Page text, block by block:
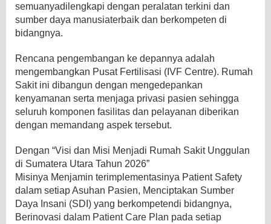
semuanyadilengkapi dengan peralatan terkini dan
sumber daya manusiaterbaik dan berkompeten di
bidangnya.
Rencana pengembangan ke depannya adalah
mengembangkan Pusat Fertilisasi (IVF Centre). Rumah
Sakit ini dibangun dengan mengedepankan
kenyamanan serta menjaga privasi pasien sehingga
seluruh komponen fasilitas dan pelayanan diberikan
dengan memandang aspek tersebut.
Dengan “Visi dan Misi Menjadi Rumah Sakit Unggulan
di Sumatera Utara Tahun 2026”
Misinya Menjamin terimplementasinya Patient Safety
dalam setiap Asuhan Pasien, Menciptakan Sumber
Daya Insani (SDI) yang berkompetendi bidangnya,
Berinovasi dalam Patient Care Plan pada setiap